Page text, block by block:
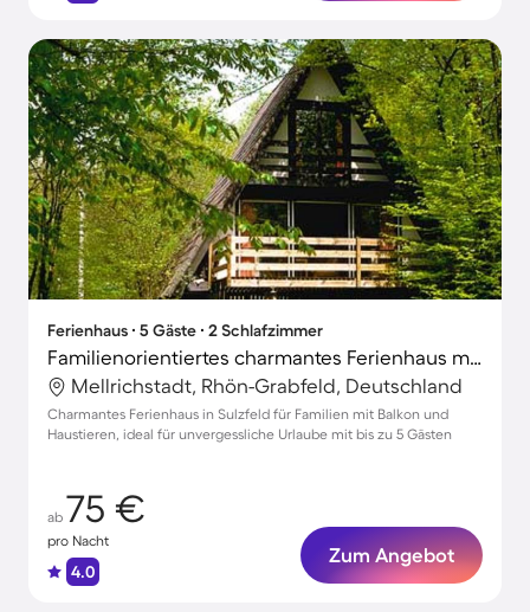
Ferienhaus ∙ 5 Gäste ∙ 2 Schlafzimmer
Familienorientiertes charmantes Ferienhaus mit Grill und Terrasse | Hunde erlaubt
Mellrichstadt, Rhön-Grabfeld, Deutschland
Charmantes Ferienhaus in Sulzfeld für Familien mit Balkon und
Haustieren, ideal für unvergessliche Urlaube mit bis zu 5 Gästen
ab 75 €
pro Nacht
4.0
Zum Angebot